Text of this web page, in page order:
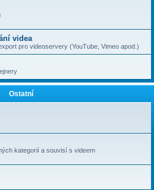
videa
pro videoservery (YouTube, Vimeo apod.)
Ostatní
kategorií a souvisí s videem